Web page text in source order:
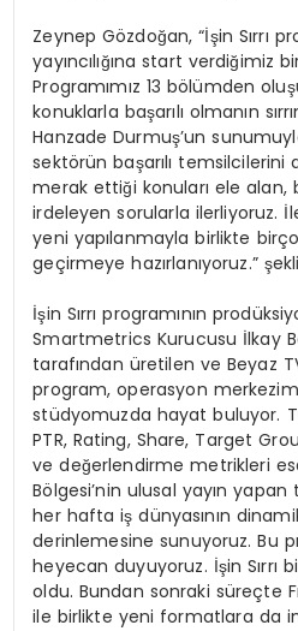
Zeynep Gözdoğan, “İşin Sırrı
yayıncılığına start verdiğimiz
Programımız 13 bölümden
konuklarla başarılı olmanın
Hanzade Durmuş’un
sektörün başarılı temsilcilerini
merak ettiği konuları ele alan,
irdeleyen sorularla ilerliyoruz.
yeni yapılanmayla birlikte
geçirmeye hazırlanıyoruz.”
İşin Sırrı programının
Smartmetrics Kurucusu İlkay
tarafından üretilen ve Beyaz
program, operasyon
stüdyomuzda hayat buluyor.
PTR, Rating, Share, Target
ve değerlendirme metrikleri
Bölgesi’nin ulusal yayın
her hafta iş dünyasının
derinlemesine sunuyoruz. Bu
heyecan duyuyoruz. İşin Sırrı
oldu. Bundan sonraki süreçte
ile birlikte yeni formatlara da